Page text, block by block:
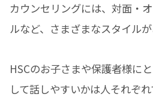
カウンセリングには、対面・
ルなど、さまざまなスタイルが
HSCのお子さまや保護者様に
して話しやすいかは人それぞれ